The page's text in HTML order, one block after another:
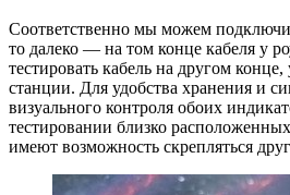
Соответственно мы можем
то далеко — на том конце кабеля у
тестировать кабель на другом
станции. Для удобства хранения и
визуального контроля обоих
тестировании близко
имеют возможность скрепляться